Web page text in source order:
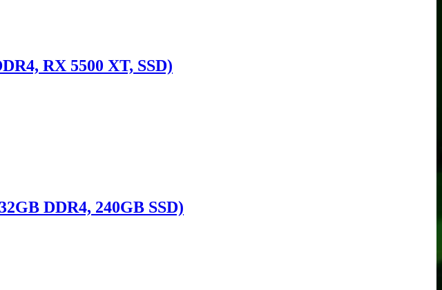
RX 5500 XT, SSD)
DDR4, 240GB SSD)